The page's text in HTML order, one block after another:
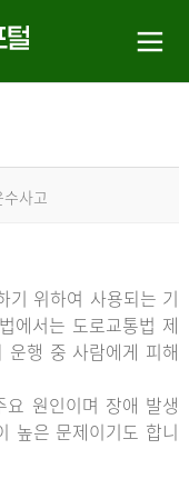
수사고
기 위하여 사용되는 기
에서는 도로교통법 제
행 중 사람에게 피해
원인이며 장애 발생
높은 문제이기도 합니